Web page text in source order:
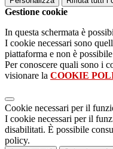
Gestione cookie
In questa schermata è
I cookie necessari sono
piattaforma e non è
Per conoscere quali sono i
visionare la COOKIE
Cookie necessari per il
I cookie necessari per il
disabilitati. È possibile
policy.